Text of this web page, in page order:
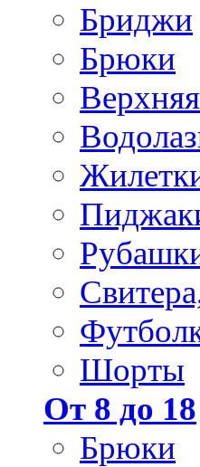
Бриджи
Брюки
Шорты
От 8 до 18
Брюки